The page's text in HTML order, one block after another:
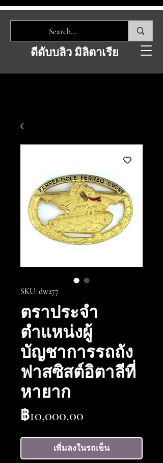
ดีดับบลิว มิลิตาเรีย
SKU: dw277
ตราประจำ
ตำแหน่งผู้
บัญชาการรถถัง
ฟาสซิสต์อิตาลีที่
หายาก
฿10,000.00
เพิ่มลงในรถเข็น